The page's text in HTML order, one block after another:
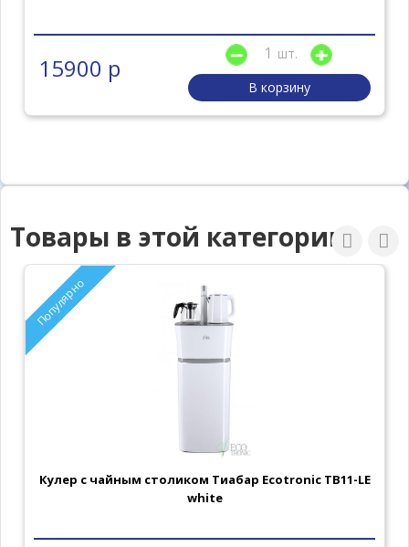
15900 р
шт.
В корзину
Товары в этой категории
Популярно
Кулер с чайным столиком Тиабар Ecotronic TB11-LE
white